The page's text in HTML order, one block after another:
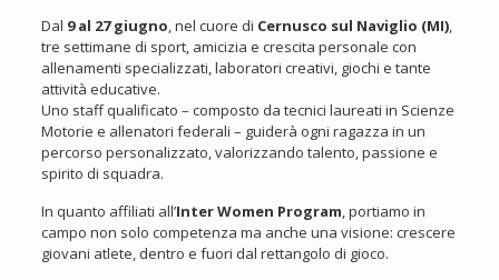
Dal 9 al 27 giugno, nel cuore di Cernusco sul Naviglio (MI),
tre settimane di sport, amicizia e crescita personale con
allenamenti specializzati, laboratori creativi, giochi e tante
attività educative.
Uno staff qualificato – composto da tecnici laureati in Scienze
Motorie e allenatori federali – guiderà ogni ragazza in un
percorso personalizzato, valorizzando talento, passione e
spirito di squadra.
In quanto affiliati all’Inter Women Program, portiamo in
campo non solo competenza ma anche una visione: crescere
giovani atlete, dentro e fuori dal rettangolo di gioco.